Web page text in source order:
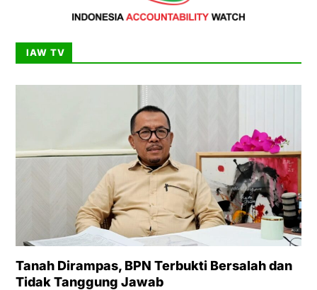
IAW TV
Tanah Dirampas, BPN Terbukti Bersalah dan
Tidak Tanggung Jawab